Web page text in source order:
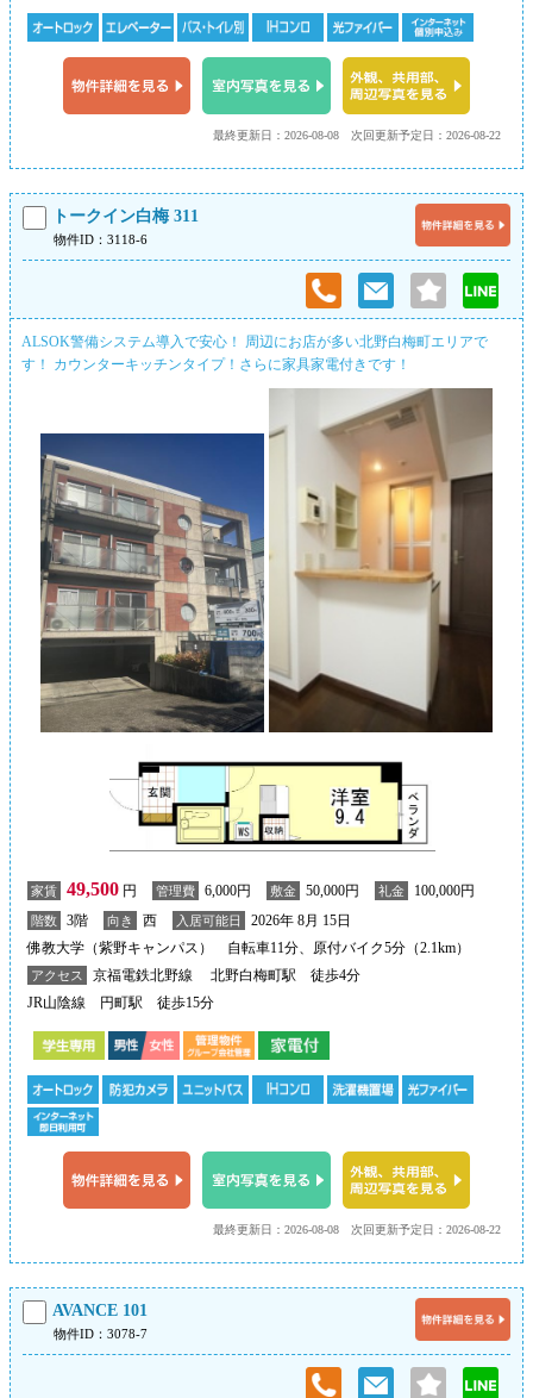
次回更新予定日：2026-08-22
最終更新日：2026-08-08
トークイン白梅 311
物件ID：3118-6
ALSOK警備システム導入で安心！ 周辺にお店が多い北野白梅町エリアで
す！ カウンターキッチンタイプ！さらに家具家電付きです！
家賃 49,500 円 管理費 6,000円 敷金 50,000円 礼金 100,000円
階数 3階 向き 西 入居可能日
2026年 8月 15日
佛教大学（紫野キャンパス） 自転車11分、原付バイク5分（2.1km）
アクセス
京福電鉄北野線 北野白梅町駅 徒歩4分
JR山陰線 円町駅 徒歩15分
次回更新予定日：2026-08-22
最終更新日：2026-08-08
AVANCE 101
物件ID：3078-7